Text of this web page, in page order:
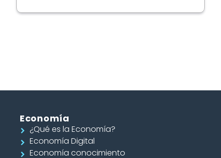
Economía
¿Qué es la Economía?
Economía Digital
Economía conocimiento